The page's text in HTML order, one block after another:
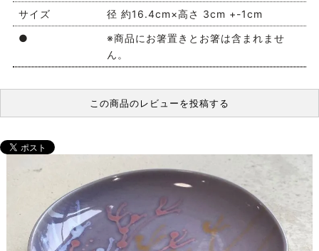
サイズ
径 約16.4cm×高さ 3cm +-1cm
●
※商品にお箸置きとお箸は含まれませ
ん。
この商品のレビューを投稿する